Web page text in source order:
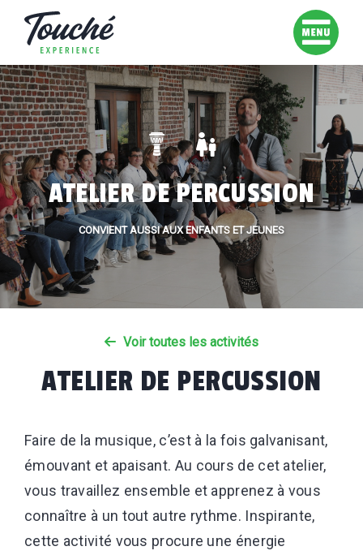
ATELIER DE PERCUSSION
CONVIENT AUSSI AUX ENFANTS ET JEUNES
Voir toutes les activités
ATELIER DE PERCUSSION
Faire de la musique, c’est à la fois galvanisant,
émouvant et apaisant. Au cours de cet atelier,
vous travaillez ensemble et apprenez à vous
connaître à un tout autre rythme. Inspirante,
cette activité vous procure une énergie